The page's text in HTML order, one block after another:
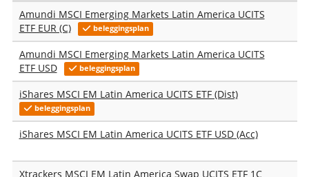
Amundi MSCI Emerging Markets Latin America UCITS
ETF EUR (C)
beleggingsplan
Amundi MSCI Emerging Markets Latin America UCITS
ETF USD
beleggingsplan
iShares MSCI EM Latin America UCITS ETF (Dist)
beleggingsplan
iShares MSCI EM Latin America UCITS ETF USD (Acc)
Xtrackers MSCI EM Latin America Swap UCITS ETF 1C